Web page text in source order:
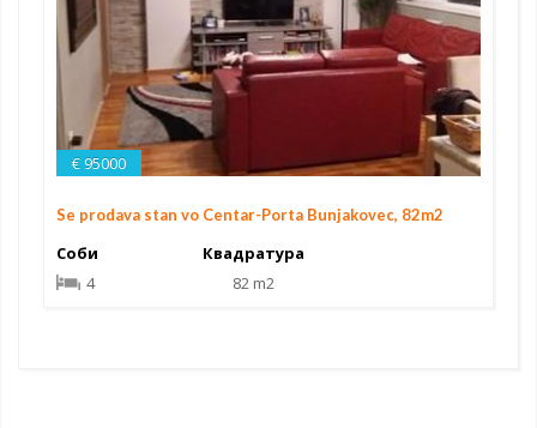
€ 95000
Se prodava stan vo Centar-Porta Bunjakovec, 82m2
Соби
4
Квадратура
82 m2